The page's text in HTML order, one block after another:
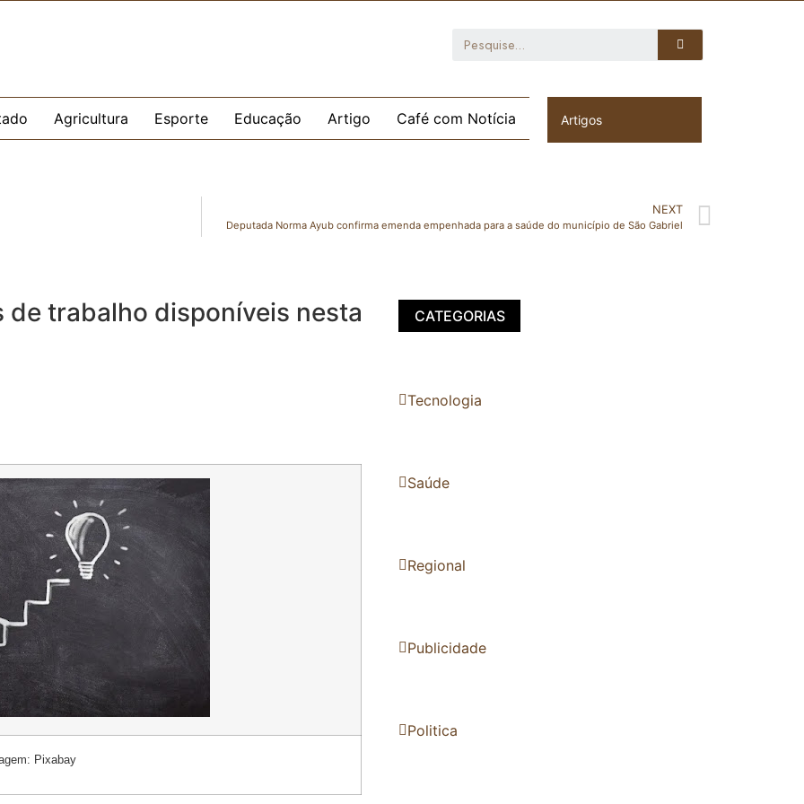
Agricultura Esporte Educação Artigo Café com Notícia Artigos
NEXT
Deputada Norma Ayub confirma emenda empenhada para a saúde do município de São Gabriel
trabalho disponíveis nesta
Pixabay
CATEGORIAS
Tecnologia
Saúde
Regional
Publicidade
Politica